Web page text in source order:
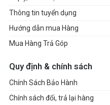
Thông tin tuyển dụng
Hướng dẫn mua Hàng
Mua Hàng Trả Góp
Quy định & chính sách
Chính Sách Bảo Hành
Chính sách đổi, trả lại hàng